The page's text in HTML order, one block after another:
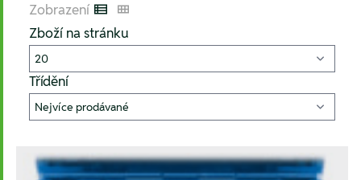
Zobrazení Listenansicht
Kachelansicht
Zboží na stránku
Třídění